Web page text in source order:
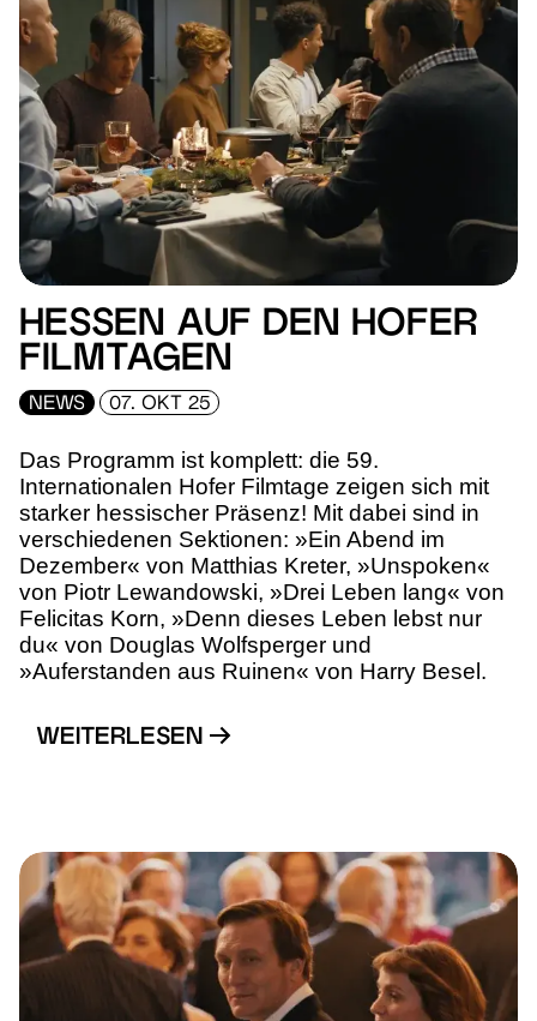
HESSEN AUF DEN HOFER
FILMTAGEN
NEWS 07. OKT 25
Das Programm ist komplett: die 59.
Internationalen Hofer Filmtage zeigen sich mit
starker hessischer Präsenz! Mit dabei sind in
verschiedenen Sektionen: »Ein Abend im
Dezember« von Matthias Kreter, »Unspoken«
von Piotr Lewandowski, »Drei Leben lang« von
Felicitas Korn, »Denn dieses Leben lebst nur
du« von Douglas Wolfsperger und
»Auferstanden aus Ruinen« von Harry Besel.
WEITERLESEN